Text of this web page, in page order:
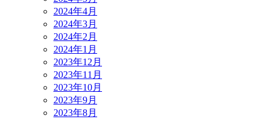
2024年4月
2024年3月
2024年2月
2024年1月
2023年12月
2023年11月
2023年10月
2023年9月
2023年8月